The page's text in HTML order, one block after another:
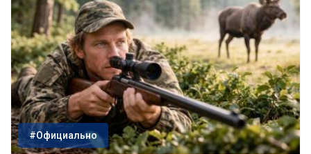
#Официально